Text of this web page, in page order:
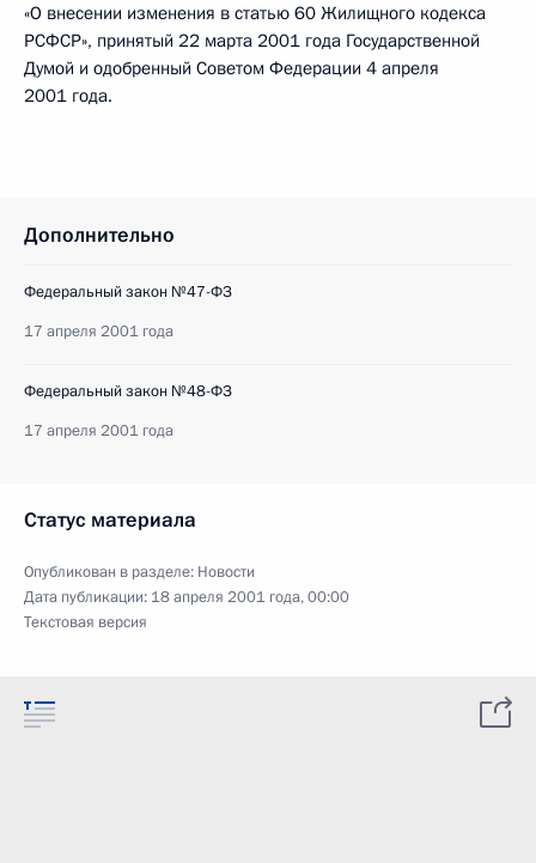
«О внесении изменения в статью 60 Жилищного кодекса
РСФСР», принятый 22 марта 2001 года Государственной
Думой и одобренный Советом Федерации 4 апреля
2001 года.
Дополнительно
Федеральный закон №47-ФЗ
17 апреля 2001 года
Федеральный закон №48-ФЗ
17 апреля 2001 года
Статус материала
Опубликован в разделе: Новости
Дата публикации: 18 апреля 2001 года, 00:00
Текстовая версия